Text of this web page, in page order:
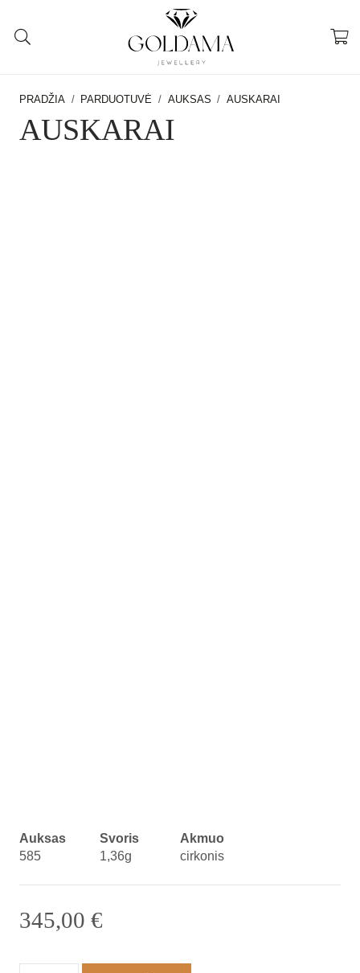
PRADŽIA / PARDUOTUVĖ / AUKSAS / AUSKARAI
AUSKARAI
Auksas
585
Svoris
1,36g
Akmuo
cirkonis
345,00 €